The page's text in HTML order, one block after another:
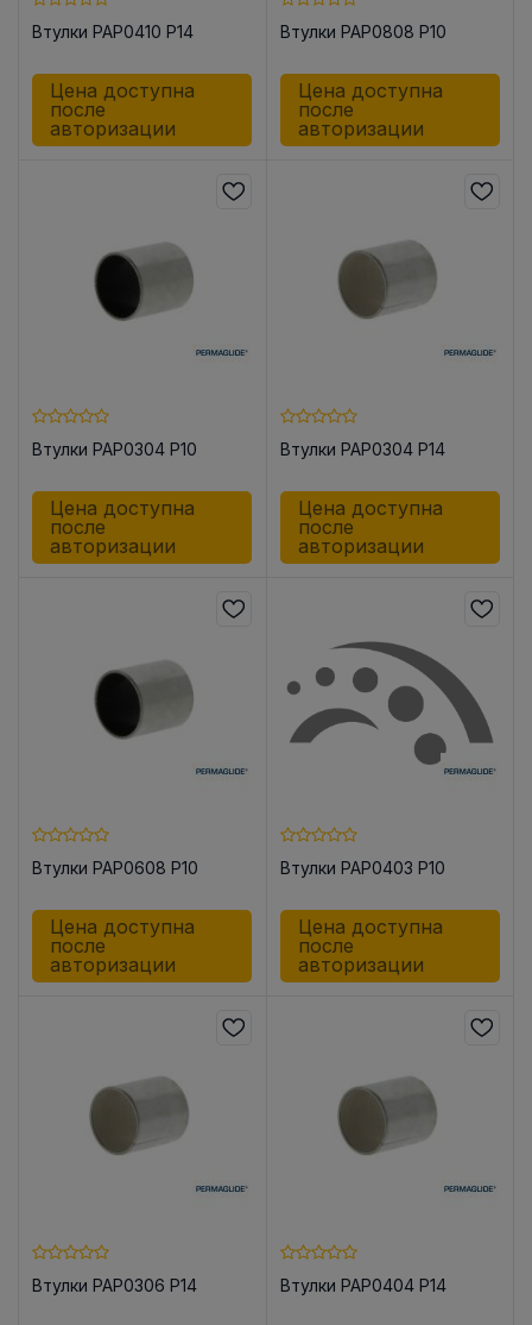
Втулки PAP0410 P14
Цена доступна
после
авторизации
Втулки PAP0808 P10
Цена доступна
после
авторизации
Втулки PAP0304 P10
Цена доступна
после
авторизации
Втулки PAP0304 P14
Цена доступна
после
авторизации
Втулки PAP0608 P10
Цена доступна
после
авторизации
Втулки PAP0403 P10
Цена доступна
после
авторизации
Втулки PAP0306 P14 Втулки PAP0404 P14